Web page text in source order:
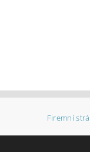
Firemní